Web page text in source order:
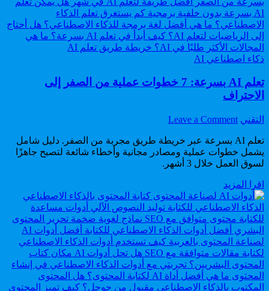
الإبداع؟
قواعد
اللعبة
في
عالم
الإبداع؟
Posted
ذكاء اصطناعي AI
تعلم AI بسرعة: 7 خطوات عملية من الصفر إلى
الاحتراف
Author:
التقني Leave a Comment
on
AI
بسرعة:
7
من
الصفر
إلى
الاحتراف
تعلم AI بسرعة عبر خريطة طريق مجربة من الصفر. دليل شامل
يشمل خطوات عملية ومصادر مجانية وأخطاء شائعة لتصبح جاهزًا
لسوق العمل خلال 3 أشهر.
اقرا المزيد
AI
بسرعة:
7
خطوات
عملية
من
الصفر
إلى
الاحتراف